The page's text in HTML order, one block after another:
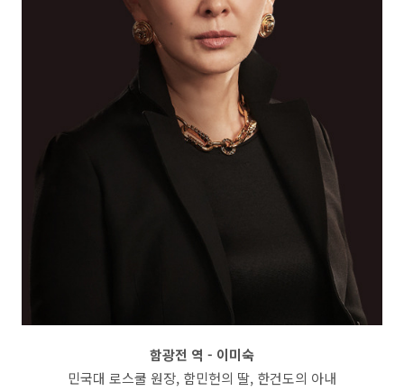
함광전 역 - 이미숙
민국대 로스쿨 원장, 함민헌의 딸, 한건도의 아내